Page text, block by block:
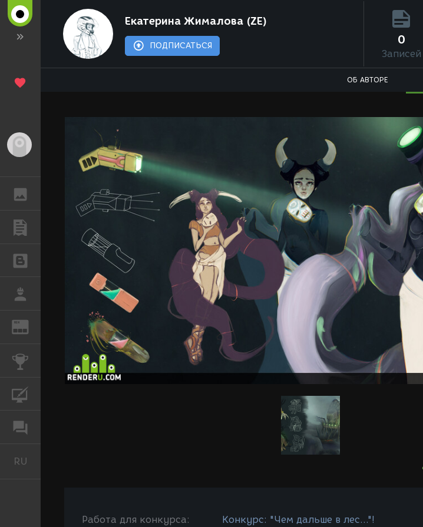
ПУБЛИКАЦИИ
REN
КОНКУРСЫ
RU
Екатерина Жималова (ZE)
ПОДПИСАТЬСЯ 0
Записей
ОБ АВТОРЕ
Работа для конкурса: Конкурс: "Чем дальше в лес..."!